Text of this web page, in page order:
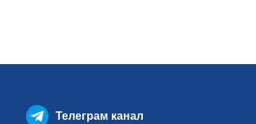
Телеграм канал